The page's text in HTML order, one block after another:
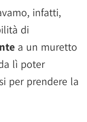
infatti,
di
a un muretto
lì poter
per prendere la